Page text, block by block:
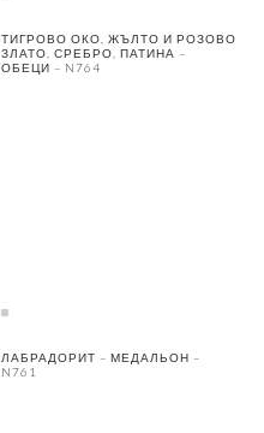
ТИГРОВО ОКО, ЖЪЛТО И РОЗОВО
ЗЛАТО, СРЕБРО, ПАТИНА –
ОБЕЦИ – N764
ЛАБРАДОРИТ – МЕДАЛЬОН –
N761